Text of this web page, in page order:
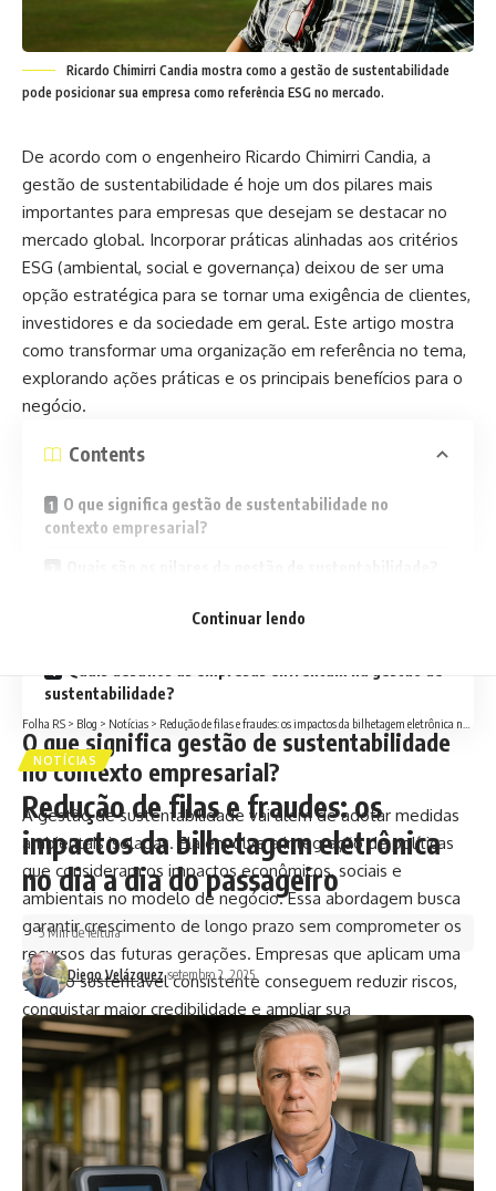
Ricardo Chimirri Candia mostra como a gestão de sustentabilidade
pode posicionar sua empresa como referência ESG no mercado.
De acordo com o engenheiro Ricardo Chimirri Candia, a
gestão de sustentabilidade é hoje um dos pilares mais
importantes para empresas que desejam se destacar no
mercado global. Incorporar práticas alinhadas aos critérios
ESG (ambiental, social e governança) deixou de ser uma
opção estratégica para se tornar uma exigência de clientes,
investidores e da sociedade em geral. Este artigo mostra
como transformar uma organização em referência no tema,
explorando ações práticas e os principais benefícios para o
negócio.
Contents
O que significa gestão de sustentabilidade no
contexto empresarial?
Como implementar uma gestão de sustentabilidade
sustentabilidade?
O que significa gestão de sustentabilidade
no contexto empresarial?
A gestão de sustentabilidade vai além de adotar medidas
ambientais isoladas. Ela envolve a integração de políticas
que consideram os impactos econômicos, sociais e
ambientais no modelo de negócio. Essa abordagem busca
garantir crescimento de longo prazo sem comprometer os
recursos das futuras gerações. Empresas que aplicam uma
gestão sustentável consistente conseguem reduzir riscos,
conquistar maior credibilidade e ampliar sua
competitividade frente a concorrentes que ainda não se
adaptaram às novas demandas globais.
Continuar lendo
Folha RS > Blog > Notícias > Redução de filas e fraudes: os impactos da bilhetagem eletrônica no dia a dia do passageiro
NOTÍCIAS
Redução de filas e fraudes: os
impactos da bilhetagem eletrônica
no dia a dia do passageiro
Diego Velázquez setembro 2, 2025
5 Min de leitura